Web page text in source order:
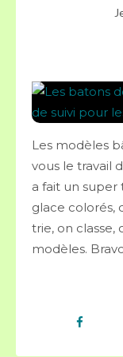
Les modèles
vous le travail
a fait un super
glace colorés,
trie, on
modèles.